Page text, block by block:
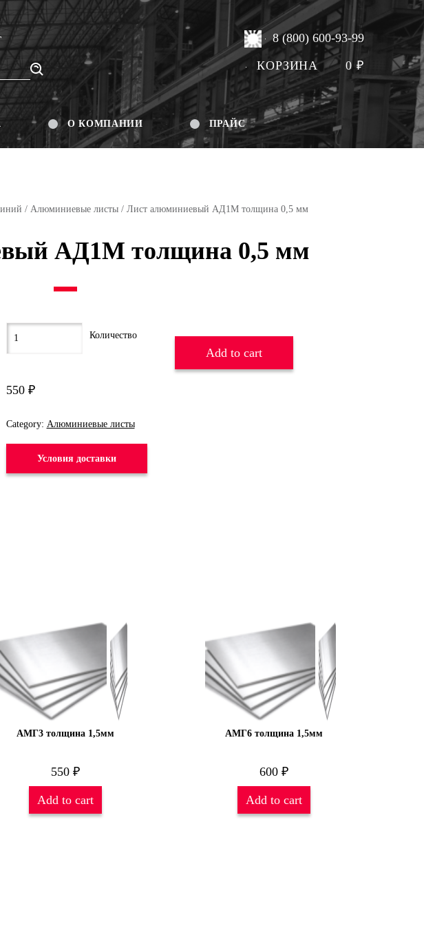
8 (800) 600-93-99
КОРЗИНА 0₽
О КОМПАНИИ ПРАЙС
/ Алюминиевые листы/ Лист алюминиевый АД1М толщина 0,5 мм
АД1М толщина 0,5 мм
550 ₽
Add to cart
Category: Алюминиевые листы
Условия доставки
АМГ3 толщина 1,5мм
550₽
Add to cart
АМГ6 толщина 1,5мм
600 ₽
Add to cart